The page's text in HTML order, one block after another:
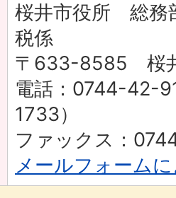
桜井市役所 総
税係
〒633-8585 桜
電話：0744-42-
1733）
ファックス：
メールフォーム